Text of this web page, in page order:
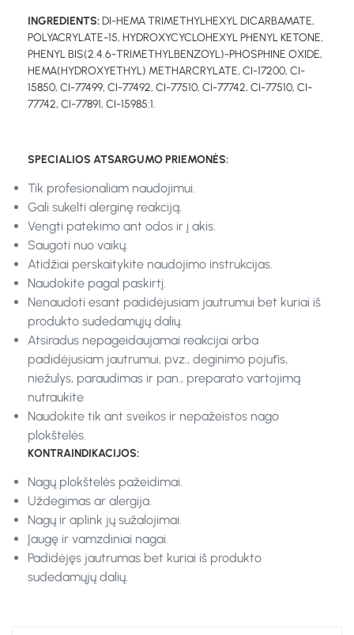
INGREDIENTS:DI-HEMA TRIMETHYLHEXYL DICARBAMATE,
POLYACRYLATE-15, HYDROXYCYCLOHEXYL PHENYL KETONE,
PHENYL BIS(2.4.6-TRIMETHYLBENZOYL)-PHOSPHINE OXIDE,
HEMA(HYDROXYETHYL) METHARCRYLATE, CI-17200, CI-
15850, CI-77499, CI-77492, CI-77510, CI-77742, CI-77510, CI-
77742, CI-77891, CI-15985:1.
SPECIALIOS ATSARGUMO PRIEMONĖS:
Tik profesionaliam naudojimui.
Gali sukelti alerginę reakciją.
Vengti patekimo ant odos ir į akis.
Saugoti nuo vaikų.
Atidžiai perskaitykite naudojimo instrukcijas.
Naudokite pagal paskirtį.
Nenaudoti esant padidėjusiam jautrumui bet kuriai iš
produkto sudedamųjų dalių.
Atsiradus nepageidaujamai reakcijai arba
padidėjusiam jautrumui, pvz., deginimo pojūtis,
niežulys, paraudimas ir pan., preparato vartojimą
nutraukite
Naudokite tik ant sveikos ir nepažeistos nago
plokštelės.
KONTRAINDIKACIJOS:
Nagų plokštelės pažeidimai.
Uždegimas ar alergija.
Nagų ir aplink jų sužalojimai.
Įaugę ir vamzdiniai nagai.
Padidėjęs jautrumas bet kuriai iš produkto
sudedamųjų dalių.